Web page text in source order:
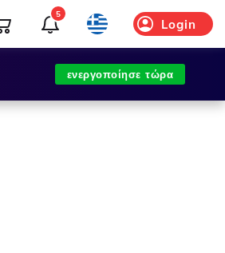
Login
5
ενεργοποίησε τώρα